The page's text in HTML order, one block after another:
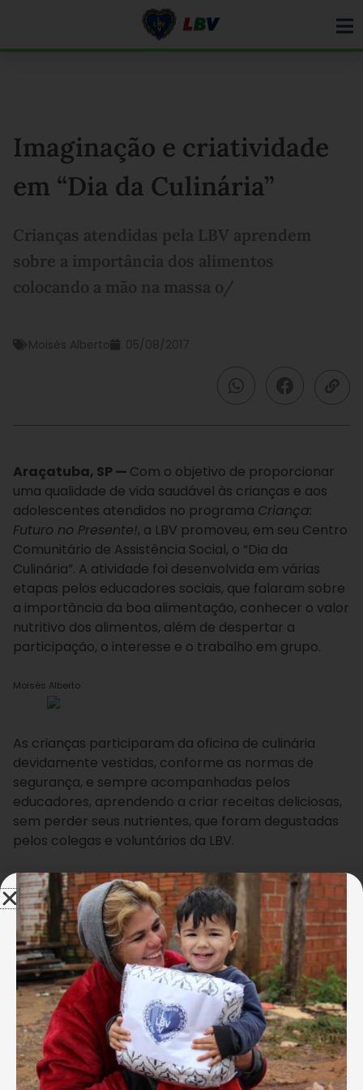
Imaginação e criatividade
em “Dia da Culinária”
Crianças atendidas pela LBV aprendem
sobre a importância dos alimentos
colocando a mão na massa o/
Moisés Alberto 05/08/2017
Araçatuba, SP — Com o objetivo de proporcionar
uma qualidade de vida saudável às crianças e aos
adolescentes atendidos no programa Criança:
Futuro no Presente!, a LBV promoveu, em seu Centro
Comunitário de Assistência Social, o “Dia da
Culinária”. A atividade foi desenvolvida em várias
etapas pelos educadores sociais, que falaram sobre
a importância da boa alimentação, conhecer o valor
nutritivo dos alimentos, além de despertar a
participação, o interesse e o trabalho em grupo.
Moisés Alberto
As crianças participaram da oficina de culinária
devidamente vestidas, conforme as normas de
segurança, e sempre acompanhadas pelos
educadores, aprendendo a criar receitas deliciosas,
sem perder seus nutrientes, que foram degustadas
pelos colegas e voluntários da LBV.
Júlia de Lucena, 12 anos, aprovou a atividade: “Gostei
muito de preparar os sucos e vitaminas, deixando
saudáveis e nutritivos, além de serem fáceis de
fazer. Às vezes preferimos abrir uma lata de
refrigerante do que preparar nosso próprio
alimento. O que mais gostei foi que aprendi a usar
frutas, legumes e leite, e que meus colegas
gostaram. Estou aprendendo várias receitas, e por
isso tem que prestar atenção em tudo que é
ensinado”.